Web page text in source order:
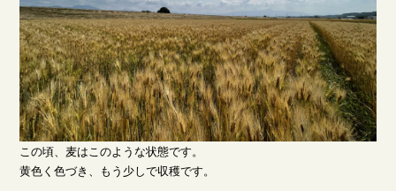
この頃、麦はこのような状態です。
黄色く色づき、もう少しで収穫です。